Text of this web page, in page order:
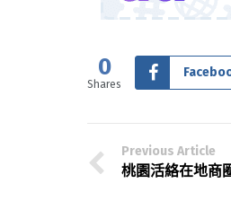
0
Shares
Previous Article
桃園活絡在地商